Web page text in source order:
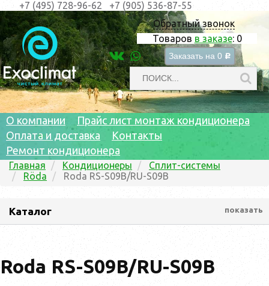
Обратный звонок
Товаров в заказе: 0
Заказать на 0 c
+7 (495) 728-96-62 +7 (905) 536-87-55
О компании
Прайс лист монтаж кондиционера
Оплата и доставка
Контакты
Ремонт кондиционера
Главная Кондиционеры
Сплит-системы
Röda
Roda RS-S09B/RU-S09B
Каталог показать
Roda RS-S09B/RU-S09B